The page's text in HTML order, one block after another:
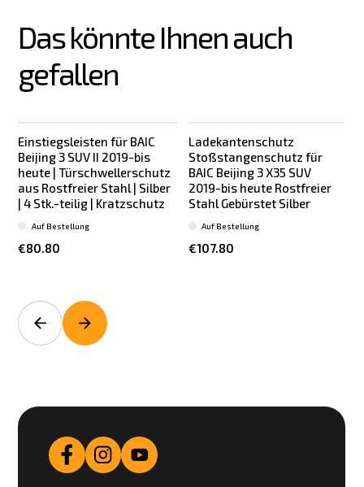
Das könnte Ihnen auch
gefallen
Einstiegsleisten für BAIC
Beijing 3 SUV II 2019-bis
heute | Türschwellerschutz
aus Rostfreier Stahl | Silber
| 4 Stk.-teilig | Kratzschutz
€80.80
Auf Bestellung
Ladekantenschutz
Stoßstangenschutz für
BAIC Beijing 3 X35 SUV
2019-bis heute Rostfreier
Stahl Gebürstet Silber
€107.80
Auf Bestellung